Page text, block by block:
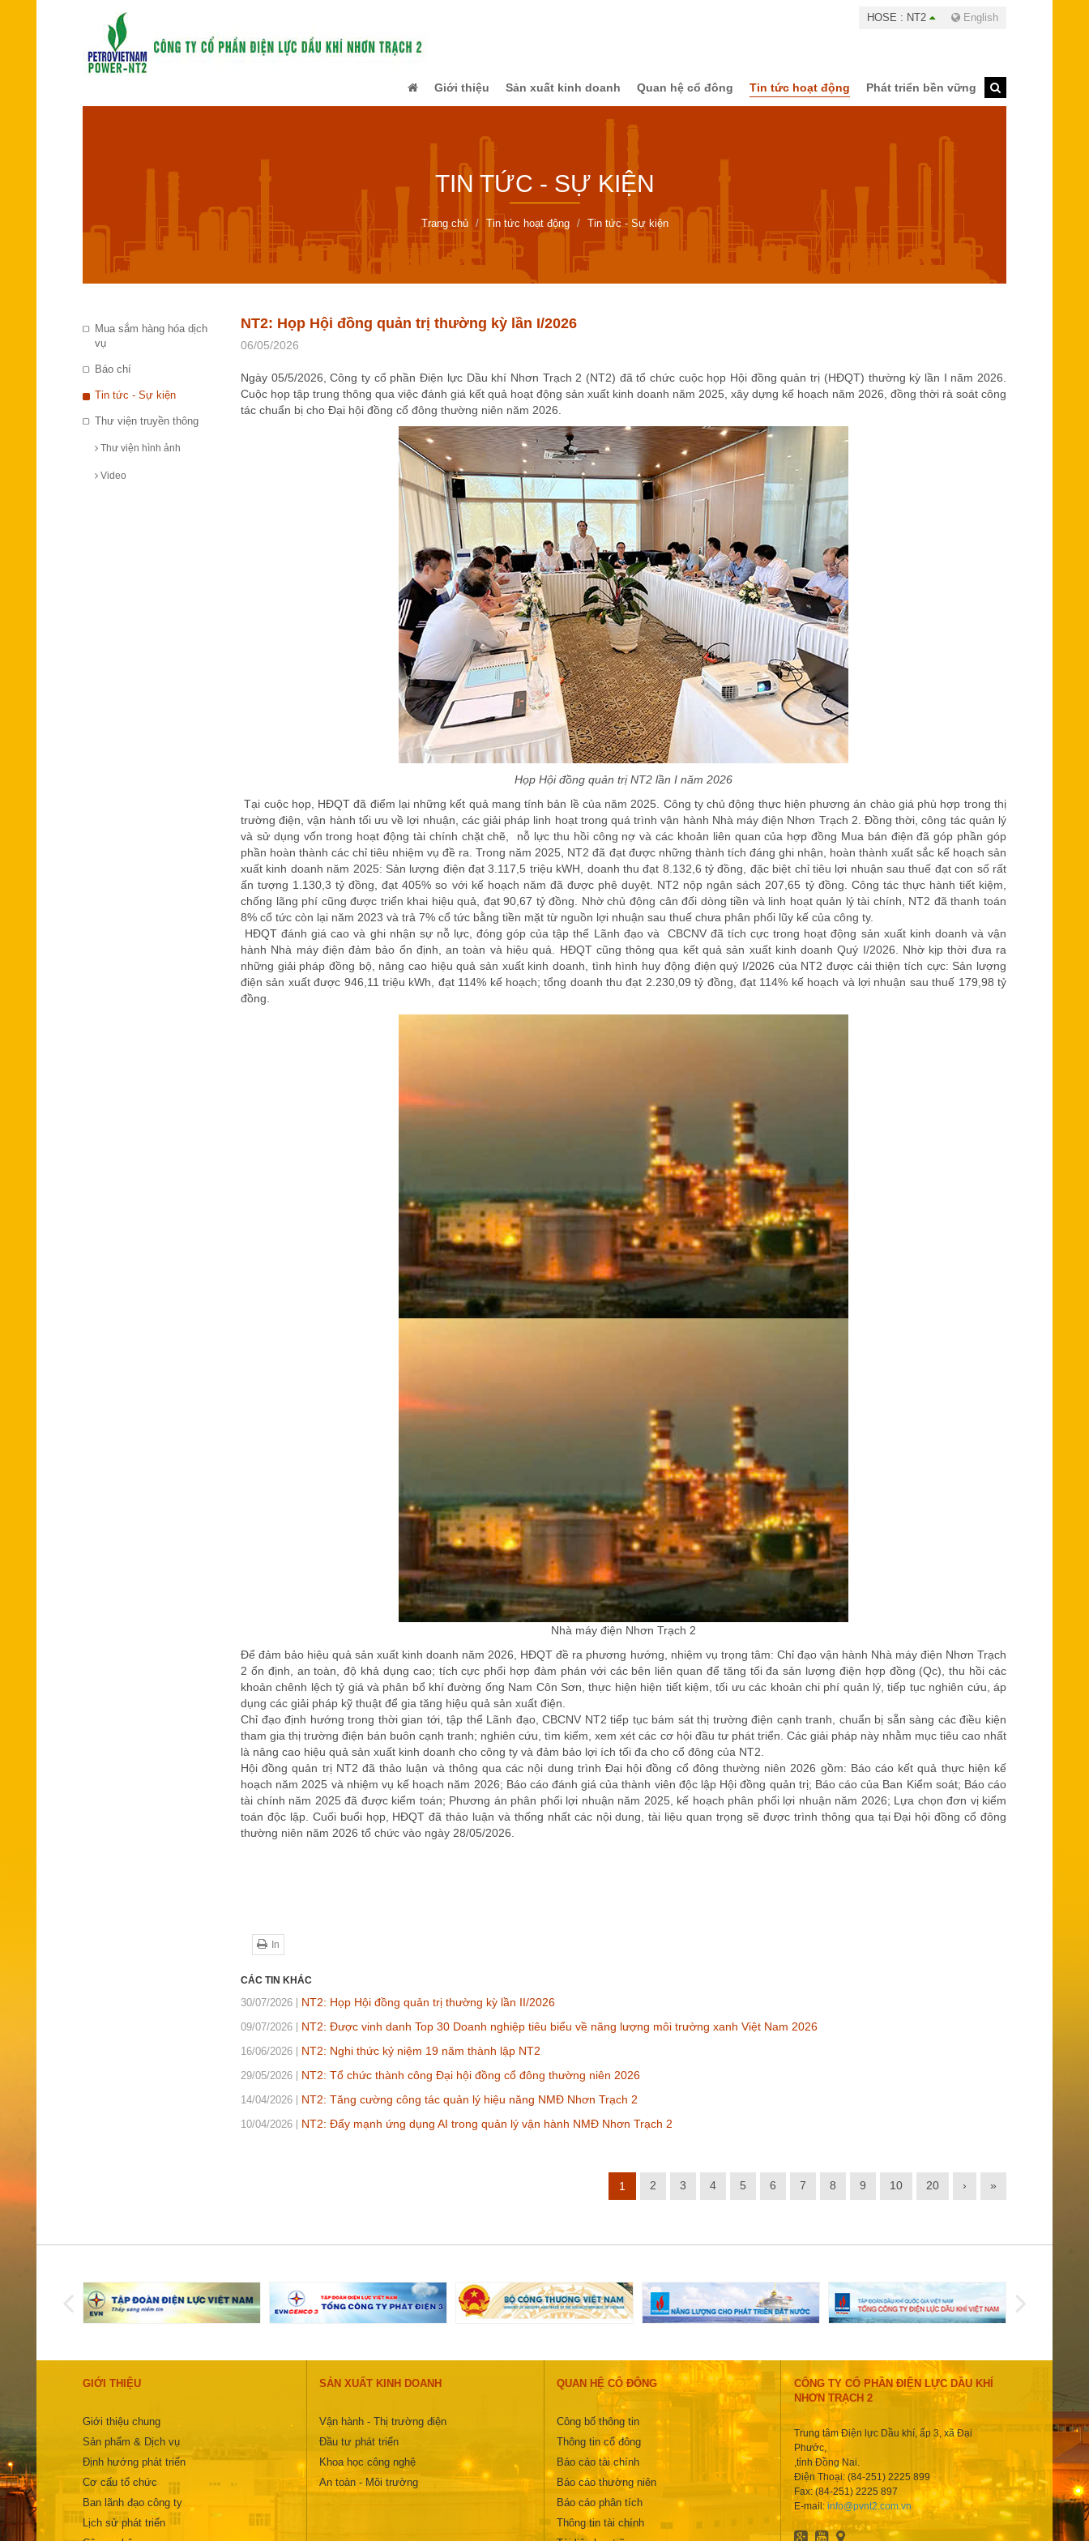
HOSE : NT2 English
Giới thiệu Sản xuất kinh doanh Quan hệ cổ đông Tin tức hoạt động Phát triển bền vững
TIN TỨC - SỰ KIỆN
Trang chủ Tin tức hoạt động Tin tức - Sự kiện
Mua sắm hàng hóa dịch
vụ
Báo chí
Tin tức - Sự kiện
Thư viện truyền thông
Thư viện hình ảnh
Video
NT2: Họp Hội đồng quản trị thường kỳ lần I/2026
06/05/2026
Ngày 05/5/2026, Công ty cổ phần Điện lực Dầu khí Nhơn Trạch 2 (NT2) đã tổ chức cuộc họp Hội đồng quản trị (HĐQT) thường kỳ lần I năm 2026.
Cuộc họp tập trung thông qua việc đánh giá kết quả hoạt động sản xuất kinh doanh năm 2025, xây dựng kế hoạch năm 2026, đồng thời rà soát công
tác chuẩn bị cho Đại hội đồng cổ đông thường niên năm 2026.
Họp Hội đồng quản trị NT2 lần I năm 2026
Tại cuộc họp, HĐQT đã điểm lại những kết quả mang tính bản lề của năm 2025. Công ty chủ động thực hiện phương án chào giá phù hợp trong thị
trường điện, vận hành tối ưu về lợi nhuận, các giải pháp linh hoạt trong quá trình vận hành Nhà máy điện Nhơn Trạch 2. Đồng thời, công tác quản lý
và sử dụng vốn trong hoạt động tài chính chặt chẽ, nỗ lực thu hồi công nợ và các khoản liên quan của hợp đồng Mua bán điện đã góp phần góp
phần hoàn thành các chỉ tiêu nhiệm vụ đề ra. Trong năm 2025, NT2 đã đạt được những thành tích đáng ghi nhận, hoàn thành xuất sắc kế hoạch sản
xuất kinh doanh năm 2025: Sản lượng điện đạt 3.117,5 triệu kWH, doanh thu đạt 8.132,6 tỷ đồng, đặc biệt chỉ tiêu lợi nhuận sau thuế đạt con số rất
ấn tượng 1.130,3 tỷ đồng, đạt 405% so với kế hoạch năm đã được phê duyệt. NT2 nộp ngân sách 207,65 tỷ đồng. Công tác thực hành tiết kiệm,
chống lãng phí cũng được triển khai hiệu quả, đạt 90,67 tỷ đồng. Nhờ chủ động cân đối dòng tiền và linh hoạt quản lý tài chính, NT2 đã thanh toán
8% cổ tức còn lại năm 2023 và trả 7% cổ tức bằng tiền mặt từ nguồn lợi nhuận sau thuế chưa phân phối lũy kế của công ty.
HĐQT đánh giá cao và ghi nhận sự nỗ lực, đóng góp của tập thể Lãnh đạo và CBCNV đã tích cực trong hoạt động sản xuất kinh doanh và vận
hành Nhà máy điện đảm bảo ổn định, an toàn và hiệu quả. HĐQT cũng thông qua kết quả sản xuất kinh doanh Quý I/2026. Nhờ kịp thời đưa ra
những giải pháp đồng bộ, nâng cao hiệu quả sản xuất kinh doanh, tình hình huy động điện quý I/2026 của NT2 được cải thiện tích cực: Sản lượng
điện sản xuất được 946,11 triệu kWh, đạt 114% kế hoạch; tổng doanh thu đạt 2.230,09 tỷ đồng, đạt 114% kế hoạch và lợi nhuận sau thuế 179,98 tỷ
đồng.
Nhà máy điện Nhơn Trạch 2
Để đảm bảo hiệu quả sản xuất kinh doanh năm 2026, HĐQT đề ra phương hướng, nhiệm vụ trọng tâm: Chỉ đạo vận hành Nhà máy điện Nhơn Trạch
2 ổn định, an toàn, độ khả dụng cao; tích cực phối hợp đàm phán với các bên liên quan để tăng tối đa sản lượng điện hợp đồng (Qc), thu hồi các
khoản chênh lệch tỷ giá và phân bổ khí đường ống Nam Côn Sơn, thực hiện hiện tiết kiệm, tối ưu các khoản chi phí quản lý, tiếp tục nghiên cứu, áp
dụng các giải pháp kỹ thuật để gia tăng hiệu quả sản xuất điện.
Chỉ đạo định hướng trong thời gian tới, tập thể Lãnh đạo, CBCNV NT2 tiếp tục bám sát thị trường điện cạnh tranh, chuẩn bị sẵn sàng các điều kiện
tham gia thị trường điện bán buôn cạnh tranh; nghiên cứu, tìm kiếm, xem xét các cơ hội đầu tư phát triển. Các giải pháp này nhằm mục tiêu cao nhất
là nâng cao hiệu quả sản xuất kinh doanh cho công ty và đảm bảo lợi ích tối đa cho cổ đông của NT2.
Hội đồng quản trị NT2 đã thảo luận và thông qua các nội dung trình Đại hội đồng cổ đông thường niên 2026 gồm: Báo cáo kết quả thực hiện kế
hoạch năm 2025 và nhiệm vụ kế hoạch năm 2026; Báo cáo đánh giá của thành viên độc lập Hội đồng quản trị; Báo cáo của Ban Kiểm soát; Báo cáo
tài chính năm 2025 đã được kiểm toán; Phương án phân phối lợi nhuận năm 2025, kế hoạch phân phối lợi nhuận năm 2026; Lựa chọn đơn vị kiểm
toán độc lập. Cuối buổi họp, HĐQT đã thảo luận và thống nhất các nội dung, tài liệu quan trọng sẽ được trình thông qua tại Đại hội đồng cổ đông
thường niên năm 2026 tổ chức vào ngày 28/05/2026.
In
CÁC TIN KHÁC
30/07/2026 NT2: Họp Hội đồng quản trị thường kỳ lần II/2026
09/07/2026 NT2: Được vinh danh Top 30 Doanh nghiệp tiêu biểu về năng lượng môi trường xanh Việt Nam 2026
16/06/2026 NT2: Nghi thức kỷ niệm 19 năm thành lập NT2
29/05/2026 NT2: Tổ chức thành công Đại hội đồng cổ đông thường niên 2026
14/04/2026 NT2: Tăng cường công tác quản lý hiệu năng NMĐ Nhơn Trạch 2
10/04/2026 NT2: Đẩy mạnh ứng dụng AI trong quản lý vận hành NMĐ Nhơn Trạch 2
1 2 3 4 5 6 7 8 9 10 20 › »
GIỚI THIỆU
Giới thiệu chung
Sản phẩm & Dịch vụ
Định hướng phát triển
Cơ cấu tổ chức
Ban lãnh đạo công ty
Lịch sử phát triển
SẢN XUẤT KINH DOANH
Vận hành - Thị trường điện
Đầu tư phát triển
Khoa học công nghệ
An toàn - Môi trường
QUAN HỆ CỔ ĐÔNG
Công bố thông tin
Thông tin cổ đông
Báo cáo tài chính
Báo cáo thường niên
Báo cáo phân tích
Thông tin tài chính
CÔNG TY CỔ PHẦN ĐIỆN LỰC DẦU KHÍ
NHƠN TRẠCH 2
Trung tâm Điện lực Dầu khí, ấp 3, xã Đại
Phước,
,tỉnh Đồng Nai.
Điện Thoại: (84-251) 2225 899
Fax: (84-251) 2225 897
E-mail: info@pvnt2.com.vn